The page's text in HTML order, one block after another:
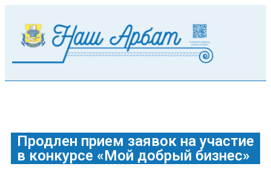
Продлен прием заявок на участие
в конкурсе «Мой добрый бизнес»